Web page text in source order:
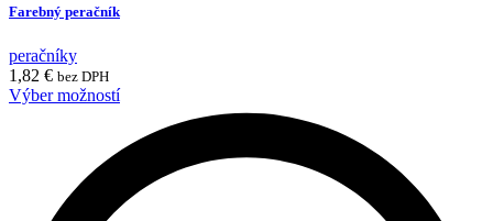
Farebný peračník
peračníky
1,82 € bez DPH
Výber možnostíThis
has
multiple
variants.
The
options